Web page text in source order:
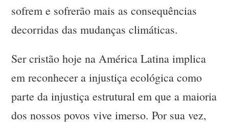
sofrem e sofrerão mais as consequências
decorridas das mudanças climáticas.
Ser cristão hoje na América Latina implica
em reconhecer a injustiça ecológica como
parte da injustiça estrutural em que a maioria
dos nossos povos vive imerso. Por sua vez,